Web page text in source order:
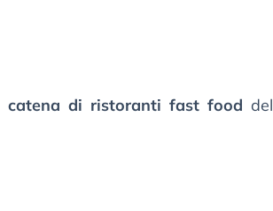
catena di ristoranti fast fooddel